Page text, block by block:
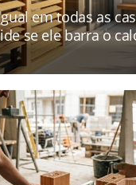
em todas as
se ele barra o